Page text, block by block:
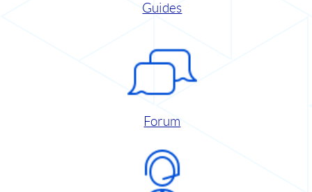
Guides
Forum